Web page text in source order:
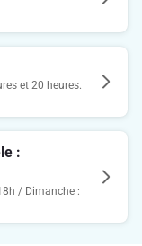
et 20 heures.
:
/ Dimanche :